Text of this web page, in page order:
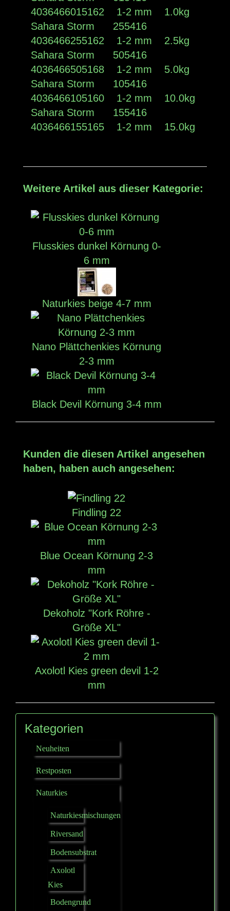
4036466015162 1-2 mm 1.0kg
Sahara Storm 255416
4036466255162 1-2 mm 2.5kg
Sahara Storm 505416
4036466505168 1-2 mm 5.0kg
Sahara Storm 105416
4036466105160 1-2 mm 10.0kg
Sahara Storm 155416
4036466155165 1-2 mm 15.0kg
Weitere Artikel aus dieser Kategorie:
Flusskies dunkel Körnung 0-
6 mm
Naturkies beige 4-7 mm
Nano Plättchenkies Körnung
2-3 mm
Black Devil Körnung 3-4 mm
Kunden die diesen Artikel angesehen
haben, haben auch angesehen:
Findling 22
Blue Ocean Körnung 2-3
mm
Dekoholz "Kork Röhre -
Größe XL"
Axolotl Kies green devil 1-2
mm
Kategorien
Neuheiten
Restposten
Naturkies
Naturkiesmischungen
Riversand
Bodensubstrat
Axolotl
Kies
Bodengrund